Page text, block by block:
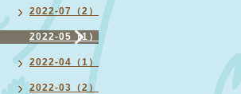
2022-07（2）
2022-05（1）
2022-04（1）
2022-03（2）